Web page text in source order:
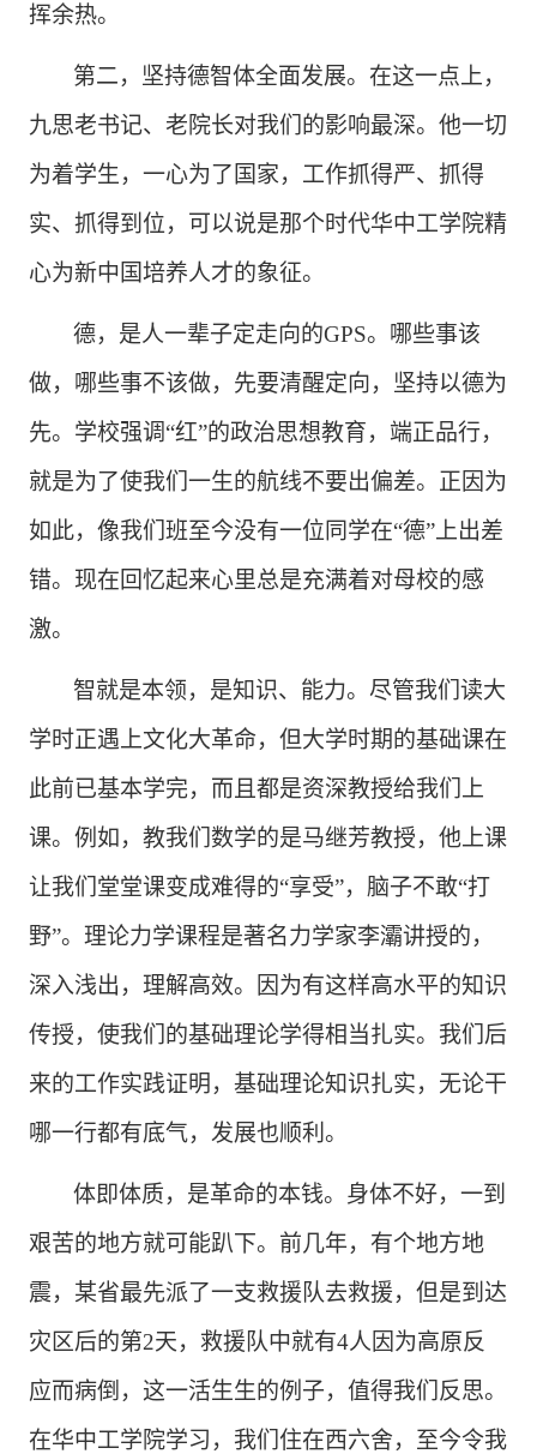
挥余热。
第二，坚持德智体全面发展。在这一点上，
九思老书记、老院长对我们的影响最深。他一切
为着学生，一心为了国家，工作抓得严、抓得
实、抓得到位，可以说是那个时代华中工学院精
心为新中国培养人才的象征。
德，是人一辈子定走向的GPS。哪些事该
做，哪些事不该做，先要清醒定向，坚持以德为
先。学校强调“红”的政治思想教育，端正品行，
就是为了使我们一生的航线不要出偏差。正因为
如此，像我们班至今没有一位同学在“德”上出差
错。现在回忆起来心里总是充满着对母校的感
激。
智就是本领，是知识、能力。尽管我们读大
学时正遇上文化大革命，但大学时期的基础课在
此前已基本学完，而且都是资深教授给我们上
课。例如，教我们数学的是马继芳教授，他上课
让我们堂堂课变成难得的“享受”，脑子不敢“打
野”。理论力学课程是著名力学家李灞讲授的，
深入浅出，理解高效。因为有这样高水平的知识
传授，使我们的基础理论学得相当扎实。我们后
来的工作实践证明，基础理论知识扎实，无论干
哪一行都有底气，发展也顺利。
体即体质，是革命的本钱。身体不好，一到
艰苦的地方就可能趴下。前几年，有个地方地
震，某省最先派了一支救援队去救援，但是到达
灾区后的第2天，救援队中就有4人因为高原反
应而病倒，这一活生生的例子，值得我们反思。
在华中工学院学习，我们住在西六舍，至今令我